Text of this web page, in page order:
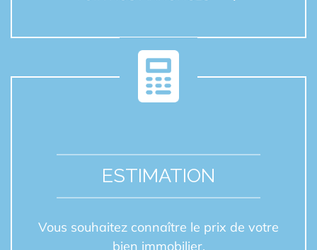
ESTIMATION
Vous souhaitez connaître le prix de votre
bien immobilier.